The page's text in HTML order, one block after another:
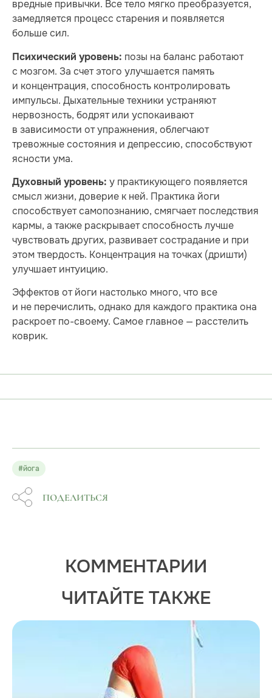
вредные привычки. Все тело мягко преобразуется,
замедляется процесс старения и появляется
больше сил.
Психический уровень: позы на баланс работают
с мозгом. За счет этого улучшается память
и концентрация, способность контролировать
импульсы. Дыхательные техники устраняют
нервозность, бодрят или успокаивают
в зависимости от упражнения, облегчают
тревожные состояния и депрессию, способствуют
ясности ума.
Духовный уровень: у практикующего появляется
смысл жизни, доверие к ней. Практика йоги
способствует самопознанию, смягчает последствия
кармы, а также раскрывает способность лучше
чувствовать других, развивает сострадание и при
этом твердость. Концентрация на точках (дришти)
улучшает интуицию.
Эффектов от йоги настолько много, что все
и не перечислить, однако для каждого практика она
раскроет по-своему. Самое главное — расстелить
коврик.
#йога
ПОДЕЛИТЬСЯ
КОММЕНТАРИИ
ЧИТАЙТЕ ТАКЖЕ